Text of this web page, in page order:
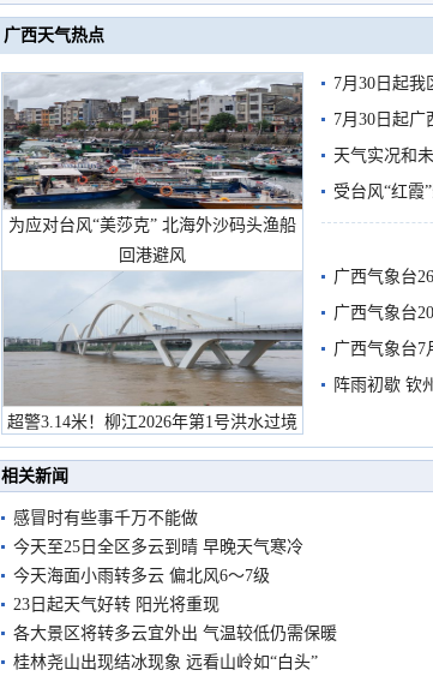
广西天气热点
为应对台风“美莎克” 北海外沙码头渔船
回港避风
超警3.14米！柳江2026年第1号洪水过境
市民在堤岸见证汛况
7月30日起
7月30日起
天气实况和
受台风“红霞
有较强降雨
广西气象台
广西气象台
预警
广西气象台7
阵雨初歇 钦
相关新闻
感冒时有些事千万不能做
今天至25日全区多云到晴 早晚天气寒冷
今天海面小雨转多云 偏北风6～7级
23日起天气好转 阳光将重现
各大景区将转多云宜外出 气温较低仍需保暖
桂林尧山出现结冰现象 远看山岭如“白头”